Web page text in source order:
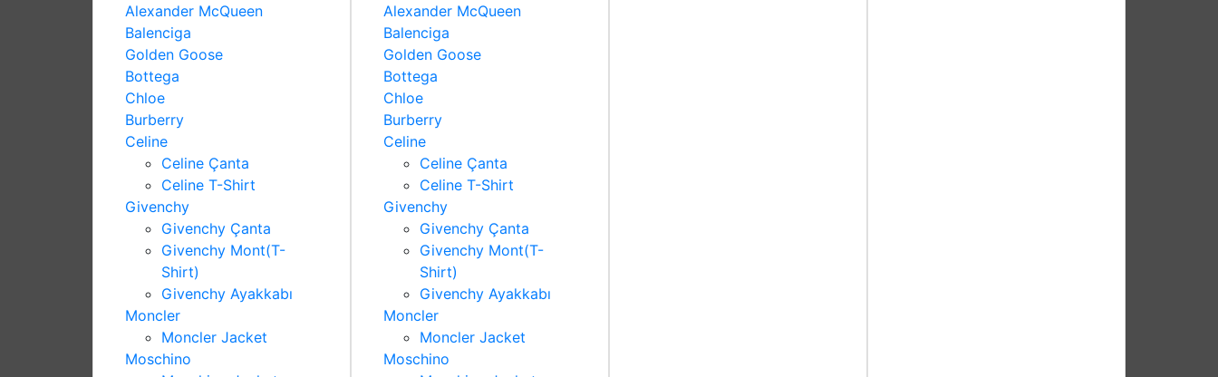
Alexander McQueen
Balenciga
Golden Goose
Bottega
Chloe
Burberry
Celine
Celine Çanta
Celine T-Shirt
Givenchy
Givenchy Çanta
Givenchy Mont(T-
Shirt)
Givenchy Ayakkabı
Moncler
Moncler Jacket
Moschino
Alexander McQueen
Balenciga
Golden Goose
Bottega
Chloe
Burberry
Celine
Celine Çanta
Celine T-Shirt
Givenchy
Givenchy Çanta
Givenchy Mont(T-
Shirt)
Givenchy Ayakkabı
Moncler
Moncler Jacket
Moschino